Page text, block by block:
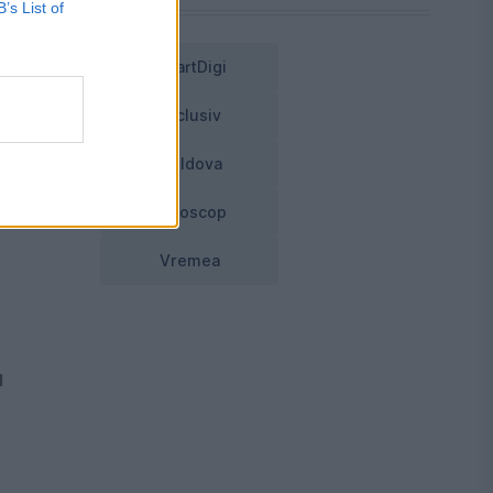
List of
SmartDigi
Exclusiv
Moldova
Horoscop
Vremea